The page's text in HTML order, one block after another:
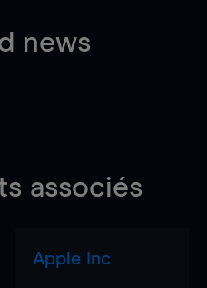
news
associés
Apple Inc